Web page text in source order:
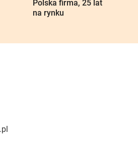
Polska firma, 25 lat
na rynku